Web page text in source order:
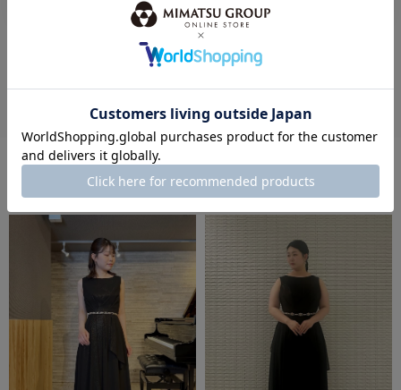
この商品のレビューを書く
この商品に対するあなたのレビューを投稿することができます。
STAFF COODENATE